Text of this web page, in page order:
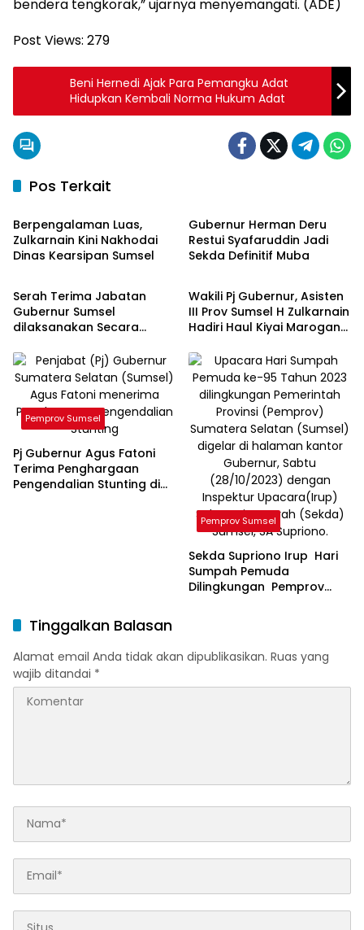
bendera tengkorak,” ujarnya menyemangati. (ADE)
Post Views: 279
Beni Hernedi Ajak Para Pemangku Adat
Hidupkan Kembali Norma Hukum Adat
Pos Terkait
Pemprov Sumsel
Berpengalaman Luas,
Zulkarnain Kini Nakhodai
Dinas Kearsipan Sumsel
Gubernur Herman Deru
Restui Syafaruddin Jadi
Sekda Definitif Muba
Pemprov Sumsel
Serah Terima Jabatan
Gubernur Sumsel
dilaksanakan Secara
Pemprov Sumsel
Wakili Pj Gubernur, Asisten
III Prov Sumsel H Zulkarnain
Hadiri Haul Kiyai Marogan
Pemprov Sumsel
Pj Gubernur Agus Fatoni
Terima Penghargaan
Pengendalian Stunting di
Pemprov Sumsel
Sekda Supriono Irup Hari
Sumpah Pemuda
Dilingkungan Pemprov
Tinggalkan Balasan
Alamat email Anda tidak akan dipublikasikan. Ruas yang
wajib ditandai *